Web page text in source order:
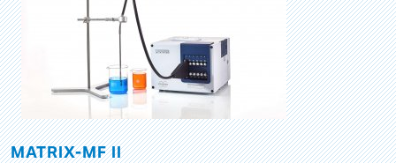
MATRIX-MF II